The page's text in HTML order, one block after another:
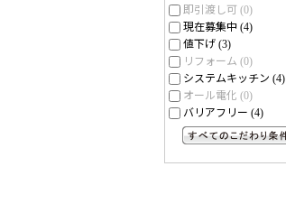
即引渡し可 (0)
現在募集中 (4)
値下げ (3)
リフォーム (0)
システムキッチン (4)
オール電化 (0)
バリアフリー (4)